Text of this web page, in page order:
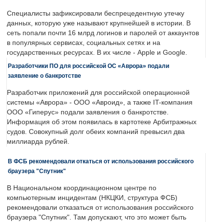
Специалисты зафиксировали беспрецедентную утечку
данных, которую уже называют крупнейшей в истории. В
сеть попали почти 16 млрд логинов и паролей от аккаунтов
в популярных сервисах, социальных сетях и на
государственных ресурсах. В их числе - Apple и Google.
Разработчики ПО для российской ОС «Аврора» подали
заявление о банкротстве
Разработчик приложений для российской операционной
системы «Аврора» - ООО «Авроид», а также IT-компания
ООО «Гиперус» подали заявления о банкротстве.
Информация об этом появилась в картотеке Арбитражных
судов. Совокупный долг обеих компаний превысил два
миллиарда рублей.
В ФСБ рекомендовали откаться от использования российского
браузера "Спутник"
В Национальном координационном центре по
компьютерным инцидентам (НКЦКИ, структура ФСБ)
рекомендовали отказаться от использования российского
браузера "Спутник". Там допускают, что это может быть